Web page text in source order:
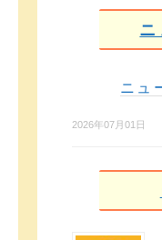
ニュ
2026年07月01日